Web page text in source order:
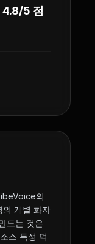
4.8/5 점
의
의 개별 화자
드는 것은
스 특성 덕